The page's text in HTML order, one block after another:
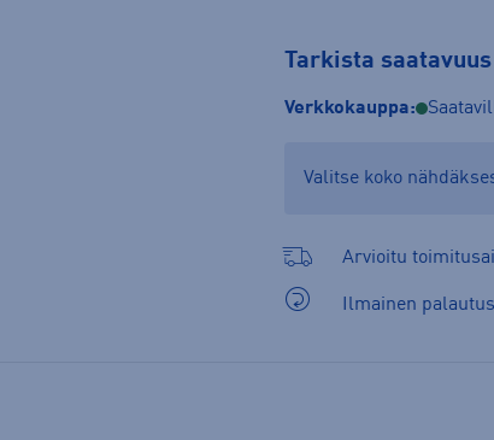
Tarkista
Verkkokauppa:
Valitse koko
Arvioitu
Ilmainen palautus